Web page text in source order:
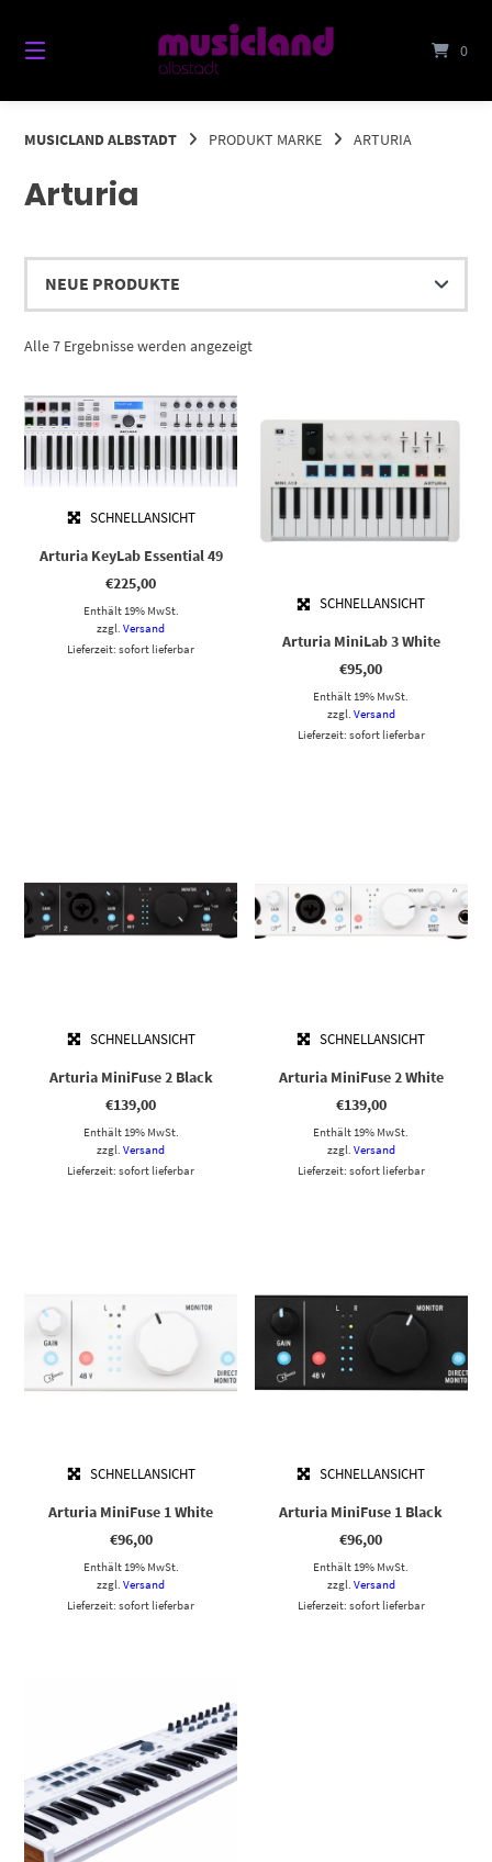
Inhalt
0
MUSICLAND ALBSTADT PRODUKT MARKE ARTURIA
Arturia
Alle 7 Ergebnisse werden angezeigtNach
SCHNELLANSICHT
Arturia KeyLab Essential 49
€225,00
Enthält 19% MwSt.
zzgl.Versand
Lieferzeit: sofort lieferbar
SCHNELLANSICHT
Arturia MiniLab 3 White
€95,00
Enthält 19% MwSt.
zzgl. Versand
Lieferzeit: sofort lieferbar
SCHNELLANSICHT
Arturia MiniFuse 2 Black
€139,00
Enthält 19% MwSt.
zzgl.Versand
Lieferzeit: sofort lieferbar
SCHNELLANSICHT
Arturia MiniFuse 2 White
€139,00
Enthält 19% MwSt.
zzgl. Versand
Lieferzeit: sofort lieferbar
SCHNELLANSICHT
Arturia MiniFuse 1 White
€96,00
Enthält 19% MwSt.
zzgl.Versand
Lieferzeit: sofort lieferbar
SCHNELLANSICHT
Arturia MiniFuse 1 Black
€96,00
Enthält 19% MwSt.
zzgl. Versand
Lieferzeit: sofort lieferbar